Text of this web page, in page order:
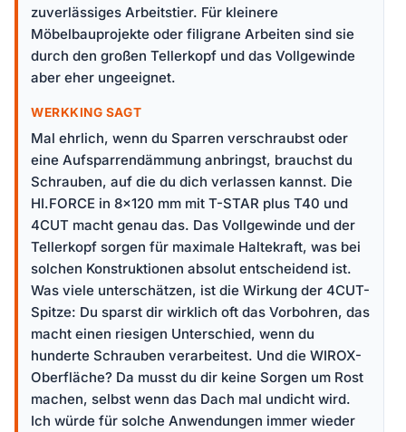
zuverlässiges Arbeitstier. Für kleinere
Möbelbauprojekte oder filigrane Arbeiten sind sie
durch den großen Tellerkopf und das Vollgewinde
aber eher ungeeignet.
WERKKING SAGT
Mal ehrlich, wenn du Sparren verschraubst oder
eine Aufsparrendämmung anbringst, brauchst du
Schrauben, auf die du dich verlassen kannst. Die
HI.FORCE in 8x120 mm mit T-STAR plus T40 und
4CUT macht genau das. Das Vollgewinde und der
Tellerkopf sorgen für maximale Haltekraft, was bei
solchen Konstruktionen absolut entscheidend ist.
Was viele unterschätzen, ist die Wirkung der 4CUT-
Spitze: Du sparst dir wirklich oft das Vorbohren, das
macht einen riesigen Unterschied, wenn du
hunderte Schrauben verarbeitest. Und die WIROX-
Oberfläche? Da musst du dir keine Sorgen um Rost
machen, selbst wenn das Dach mal undicht wird.
Ich würde für solche Anwendungen immer wieder